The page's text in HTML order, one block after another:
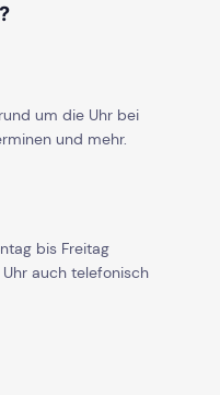
um die Uhr bei
und mehr.
bis Freitag
auch telefonisch